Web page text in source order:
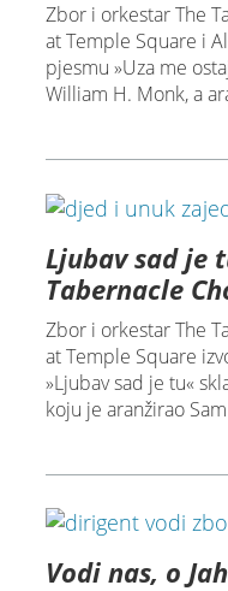
Zbor i orkestar The
at Temple Square i
pjesmu »Uza me
William H. Monk, a
Ljubav sad je
Tabernacle
Zbor i orkestar The
at Temple Square
»Ljubav sad je tu«
koju je aranžirao
Vodi nas, o